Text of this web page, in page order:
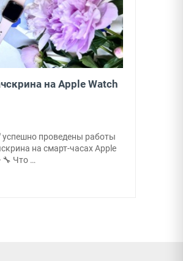
на Apple Watch
успешно проведены работы
на смарт-часах Apple
🔧 Что …